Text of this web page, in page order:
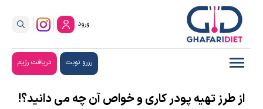
ورود
رزرو نوبت دریافت رژیم
از طرز تهیه پودر کاری و خواص آن چه می دانید؟!